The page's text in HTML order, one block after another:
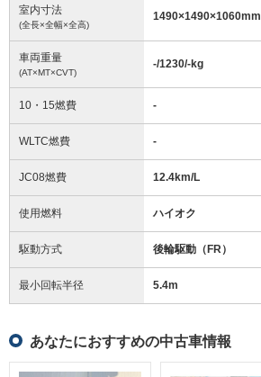
室内寸法
(全長×全幅×全高)
1490×1490×1060mm
車両重量
(AT×MT×CVT)
-/1230/-kg
10・15燃費 -
WLTC燃費 -
JC08燃費 12.4km/L
使用燃料 ハイオク
駆動方式 後輪駆動（FR）
最小回転半径 5.4m
あなたにおすすめの中古車情報